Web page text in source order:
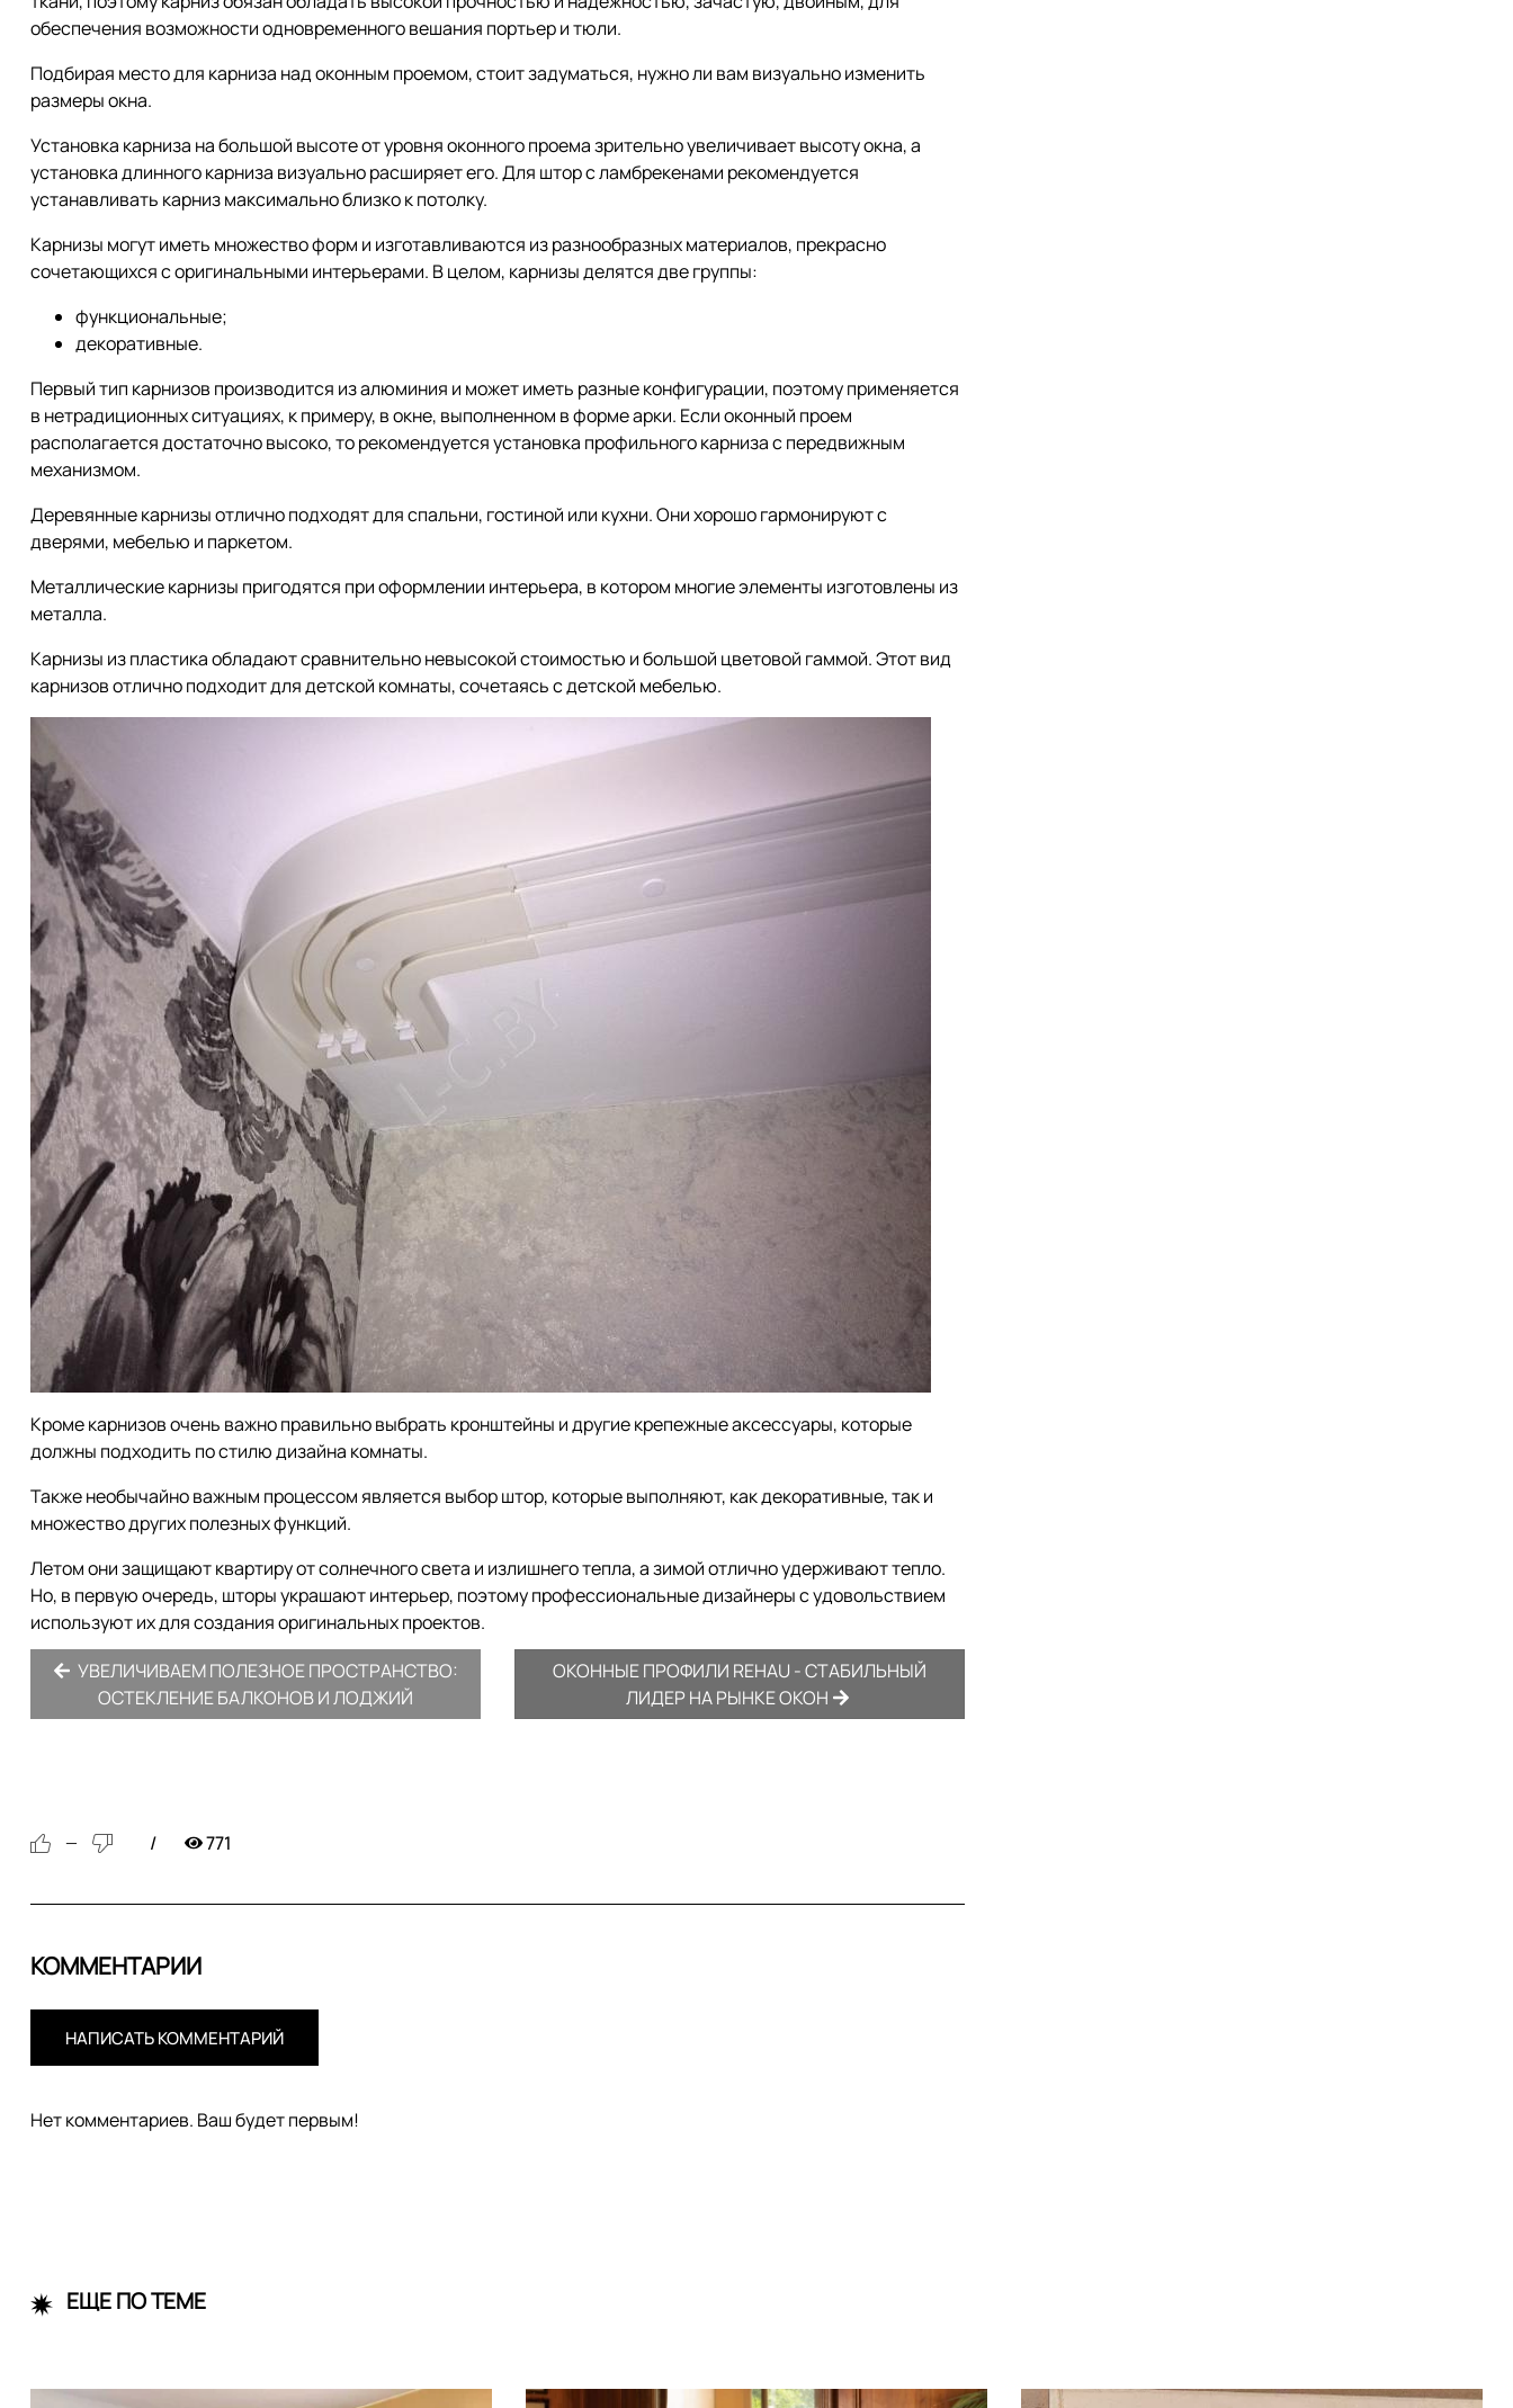
обеспечения возможности одновременного вешания портьер и тюли.
Подбирая место для карниза над оконным проемом, стоит задуматься, нужно ли вам визуально изменить
размеры окна.
Установка карниза на большой высоте от уровня оконного проема зрительно увеличивает высоту окна, а
установка длинного карниза визуально расширяет его. Для штор с ламбрекенами рекомендуется
устанавливать карниз максимально близко к потолку.
Карнизы могут иметь множество форм и изготавливаются из разнообразных материалов, прекрасно
сочетающихся с оригинальными интерьерами. В целом, карнизы делятся две группы:
функциональные;
декоративные.
Первый тип карнизов производится из алюминия и может иметь разные конфигурации, поэтому применяется
в нетрадиционных ситуациях, к примеру, в окне, выполненном в форме арки. Если оконный проем
располагается достаточно высоко, то рекомендуется установка профильного карниза с передвижным
механизмом.
Деревянные карнизы отлично подходят для спальни, гостиной или кухни. Они хорошо гармонируют с
дверями, мебелью и паркетом.
Металлические карнизы пригодятся при оформлении интерьера, в котором многие элементы изготовлены из
металла.
Карнизы из пластика обладают сравнительно невысокой стоимостью и большой цветовой гаммой. Этот вид
карнизов отлично подходит для детской комнаты, сочетаясь с детской мебелью.
Кроме карнизов очень важно правильно выбрать кронштейны и другие крепежные аксессуары, которые
должны подходить по стилю дизайна комнаты.
Также необычайно важным процессом является выбор штор, которые выполняют, как декоративные, так и
множество других полезных функций.
Летом они защищают квартиру от солнечного света и излишнего тепла, а зимой отлично удерживают тепло.
Но, в первую очередь, шторы украшают интерьер, поэтому профессиональные дизайнеры с удовольствием
используют их для создания оригинальных проектов.
УВЕЛИЧИВАЕМ ПОЛЕЗНОЕ ПРОСТРАНСТВО:
ОСТЕКЛЕНИЕ БАЛКОНОВ И ЛОДЖИЙ
ОКОННЫЕ ПРОФИЛИ REHAU - СТАБИЛЬНЫЙ
ЛИДЕР НА РЫНКЕ ОКОН
— 771
КОММЕНТАРИИ
НАПИСАТЬ КОММЕНТАРИЙ
Нет комментариев. Ваш будет первым!
ЕЩЕ ПО ТЕМЕ